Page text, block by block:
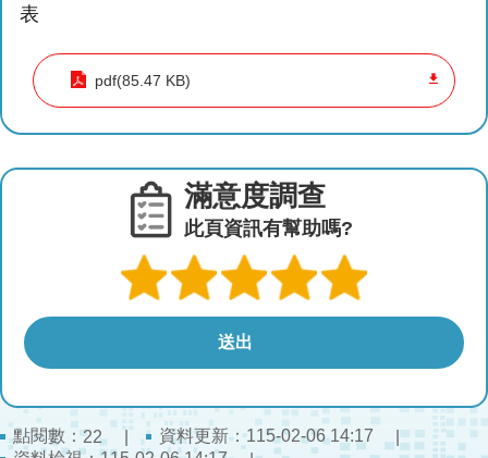
教
下
載
專
區
府
公
表
pdf(85.47 KB)
滿意度調查
此頁資訊有幫助嗎?
點閱數：22
資料更新：115-02-06 14:17